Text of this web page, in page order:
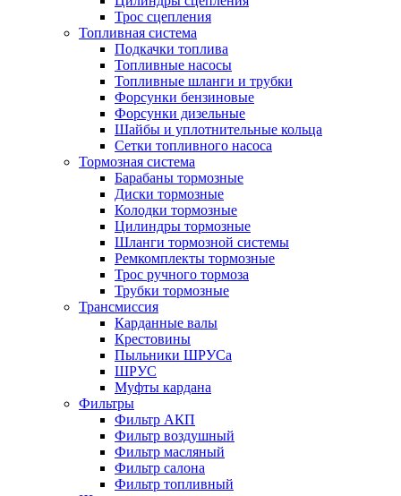
Трос сцепления
Топливная система
Подкачки топлива
Топливные насосы
Топливные шланги и трубки
Форсунки бензиновые
Форсунки дизельные
Шайбы и уплотнительные кольца
Сетки топливного насоса
Тормозная система
Барабаны тормозные
Диски тормозные
Колодки тормозные
Цилиндры тормозные
Шланги тормозной системы
Ремкомплекты тормозные
Трос ручного тормоза
Трубки тормозные
Трансмиссия
Карданные валы
Крестовины
Пыльники ШРУСа
ШРУС
Муфты кардана
Фильтры
Фильтр АКП
Фильтр воздушный
Фильтр масляный
Фильтр салона
Фильтр топливный